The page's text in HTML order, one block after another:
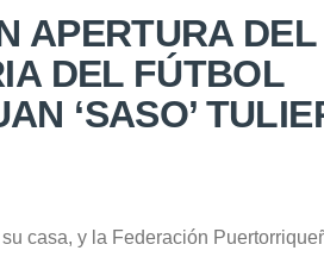
APERTURA DEL
DEL FÚTBOL
‘SASO’
casa, y la Federación